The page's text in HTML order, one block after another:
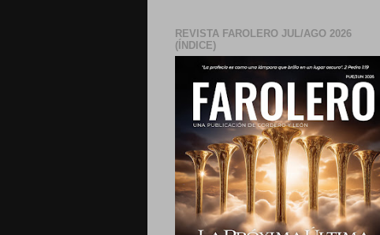
REVISTA FAROLERO JUL/AGO 2026
(ÍNDICE)